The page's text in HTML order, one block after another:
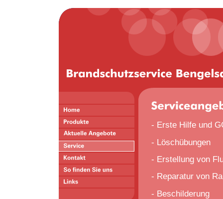
- Erste Hilfe und
- Löschübungen
- Erstellung von
- Reparatur von
- Beschilderung